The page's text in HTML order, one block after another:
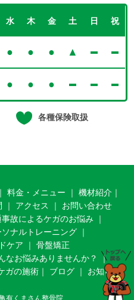
水 木 金 土 日 祝
● ● ● ▲
● ● ●
各種保険取扱
料金・メニュー ｜ 機材紹介 ｜
｜ アクセス ｜ お問い合わせ
事故によるケガのお悩み ｜
ソナルトレーニング ｜
ケア ｜ 骨盤矯正
なお悩みありませんか？
｜
ガの施術 ｜ ブログ ｜ お知らせ
有くまさん整骨院.